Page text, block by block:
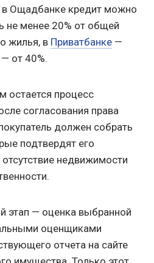
в Ощадбанке кредит можно
не менее 20% от общей
жилья, в Приватбанке —
от 40%.
процесс
согласования права
должен собрать
подтвердят его
недвижимости
этап — оценка выбранной
оценщиками
отчета на сайте